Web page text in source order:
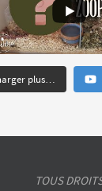
plus…
TOUS